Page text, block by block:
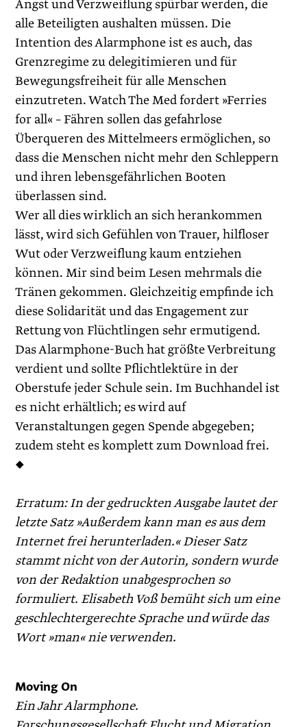
Angst und Verzweiflung spürbar werden, die
alle Beteiligten aushalten müssen. Die
Intention des Alarmphone ist es auch, das
Grenzregime zu delegitimieren und für
Bewegungsfreiheit für alle Menschen
einzutreten. Watch The Med fordert »Ferries
for all« – Fähren sollen das gefahrlose
Überqueren des Mittelmeers ermöglichen, so
dass die Menschen nicht mehr den Schleppern
und ihren lebensgefähr­lichen Booten
überlassen sind.
Wer all dies wirklich an sich herankommen
lässt, wird sich Gefühlen von Trauer, hilfloser
Wut oder Verzweiflung kaum entziehen
können. Mir sind beim Lesen mehrmals die
Tränen gekommen. Gleichzeitig empfinde ich
diese Solidarität und das Engagement zur
Rettung von Flüchtlingen sehr ermutigend.
Das Alarmphone-Buch hat größte Verbreitung
verdient und sollte Pflichtlektüre in der
Oberstufe jeder Schule sein. Im Buchhandel ist
es nicht erhältlich; es wird auf
Veranstaltungen gegen Spende abgegeben;
zudem steht es komplett zum Download frei.
◆
Erratum: In der gedruckten Ausgabe lautet der
letzte Satz »Außerdem kann man es aus dem
Internet frei herunterladen.« Dieser Satz
stammt nicht von der Autorin, sondern wurde
von der Redaktion unabgesprochen so
formuliert. Elisabeth Voß bemüht sich um eine
geschlechtergerechte Sprache und würde das
Wort »man« nie verwenden.
Moving On
Ein Jahr Alarmphone.